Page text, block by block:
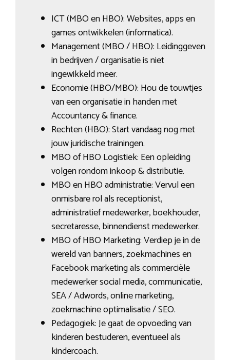
ICT (MBO en HBO): Websites, apps en
games ontwikkelen (informatica).
Management (MBO / HBO): Leidinggeven
in bedrijven / organisatie is niet
ingewikkeld meer.
Economie (HBO/MBO): Hou de touwtjes
van een organisatie in handen met
Accountancy & finance.
Rechten (HBO): Start vandaag nog met
jouw juridische trainingen.
MBO of HBO Logistiek: Een opleiding
volgen rondom inkoop & distributie.
MBO en HBO administratie: Vervul een
onmisbare rol als receptionist,
administratief medewerker, boekhouder,
secretaresse, binnendienst medewerker.
MBO of HBO Marketing: Verdiep je in de
wereld van banners, zoekmachines en
Facebook marketing als commerciële
medewerker social media, communicatie,
SEA / Adwords, online marketing,
zoekmachine optimalisatie / SEO.
Pedagogiek: Je gaat de opvoeding van
kinderen bestuderen, eventueel als
kindercoach.